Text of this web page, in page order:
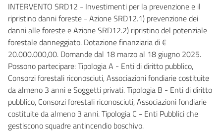
INTERVENTO SRD12 - Investimenti per la prevenzione e il
ripristino danni foreste - Azione SRD12.1) prevenzione dei
danni alle foreste e Azione SRD12.2) ripristino del potenziale
forestale danneggiato. Dotazione finanziaria di €
20.000.000,00. Domande dal 18 marzo al 18 giugno 2025.
Possono partecipare: Tipologia A - Enti di diritto pubblico,
Consorzi forestali riconosciuti, Associazioni fondiarie costituite
da almeno 3 anni e Soggetti privati. Tipologia B - Enti di diritto
pubblico, Consorzi forestali riconosciuti, Associazioni fondiarie
costituite da almeno 3 anni. Tipologia C - Enti Pubblici che
gestiscono squadre antincendio boschivo.